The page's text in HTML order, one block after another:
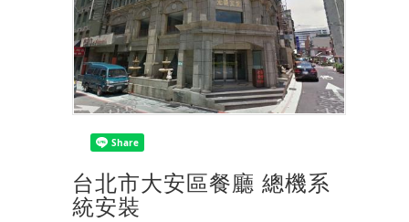
台北市大安區餐廳 總機系
統安裝